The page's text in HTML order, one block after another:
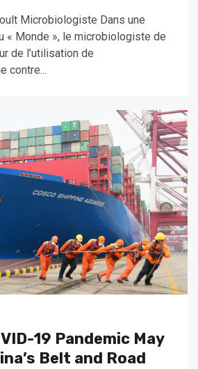
Microbiologiste Dans une
« Monde », le microbiologiste de
de l’utilisation de
contre...
19 Pandemic May
Belt and Road